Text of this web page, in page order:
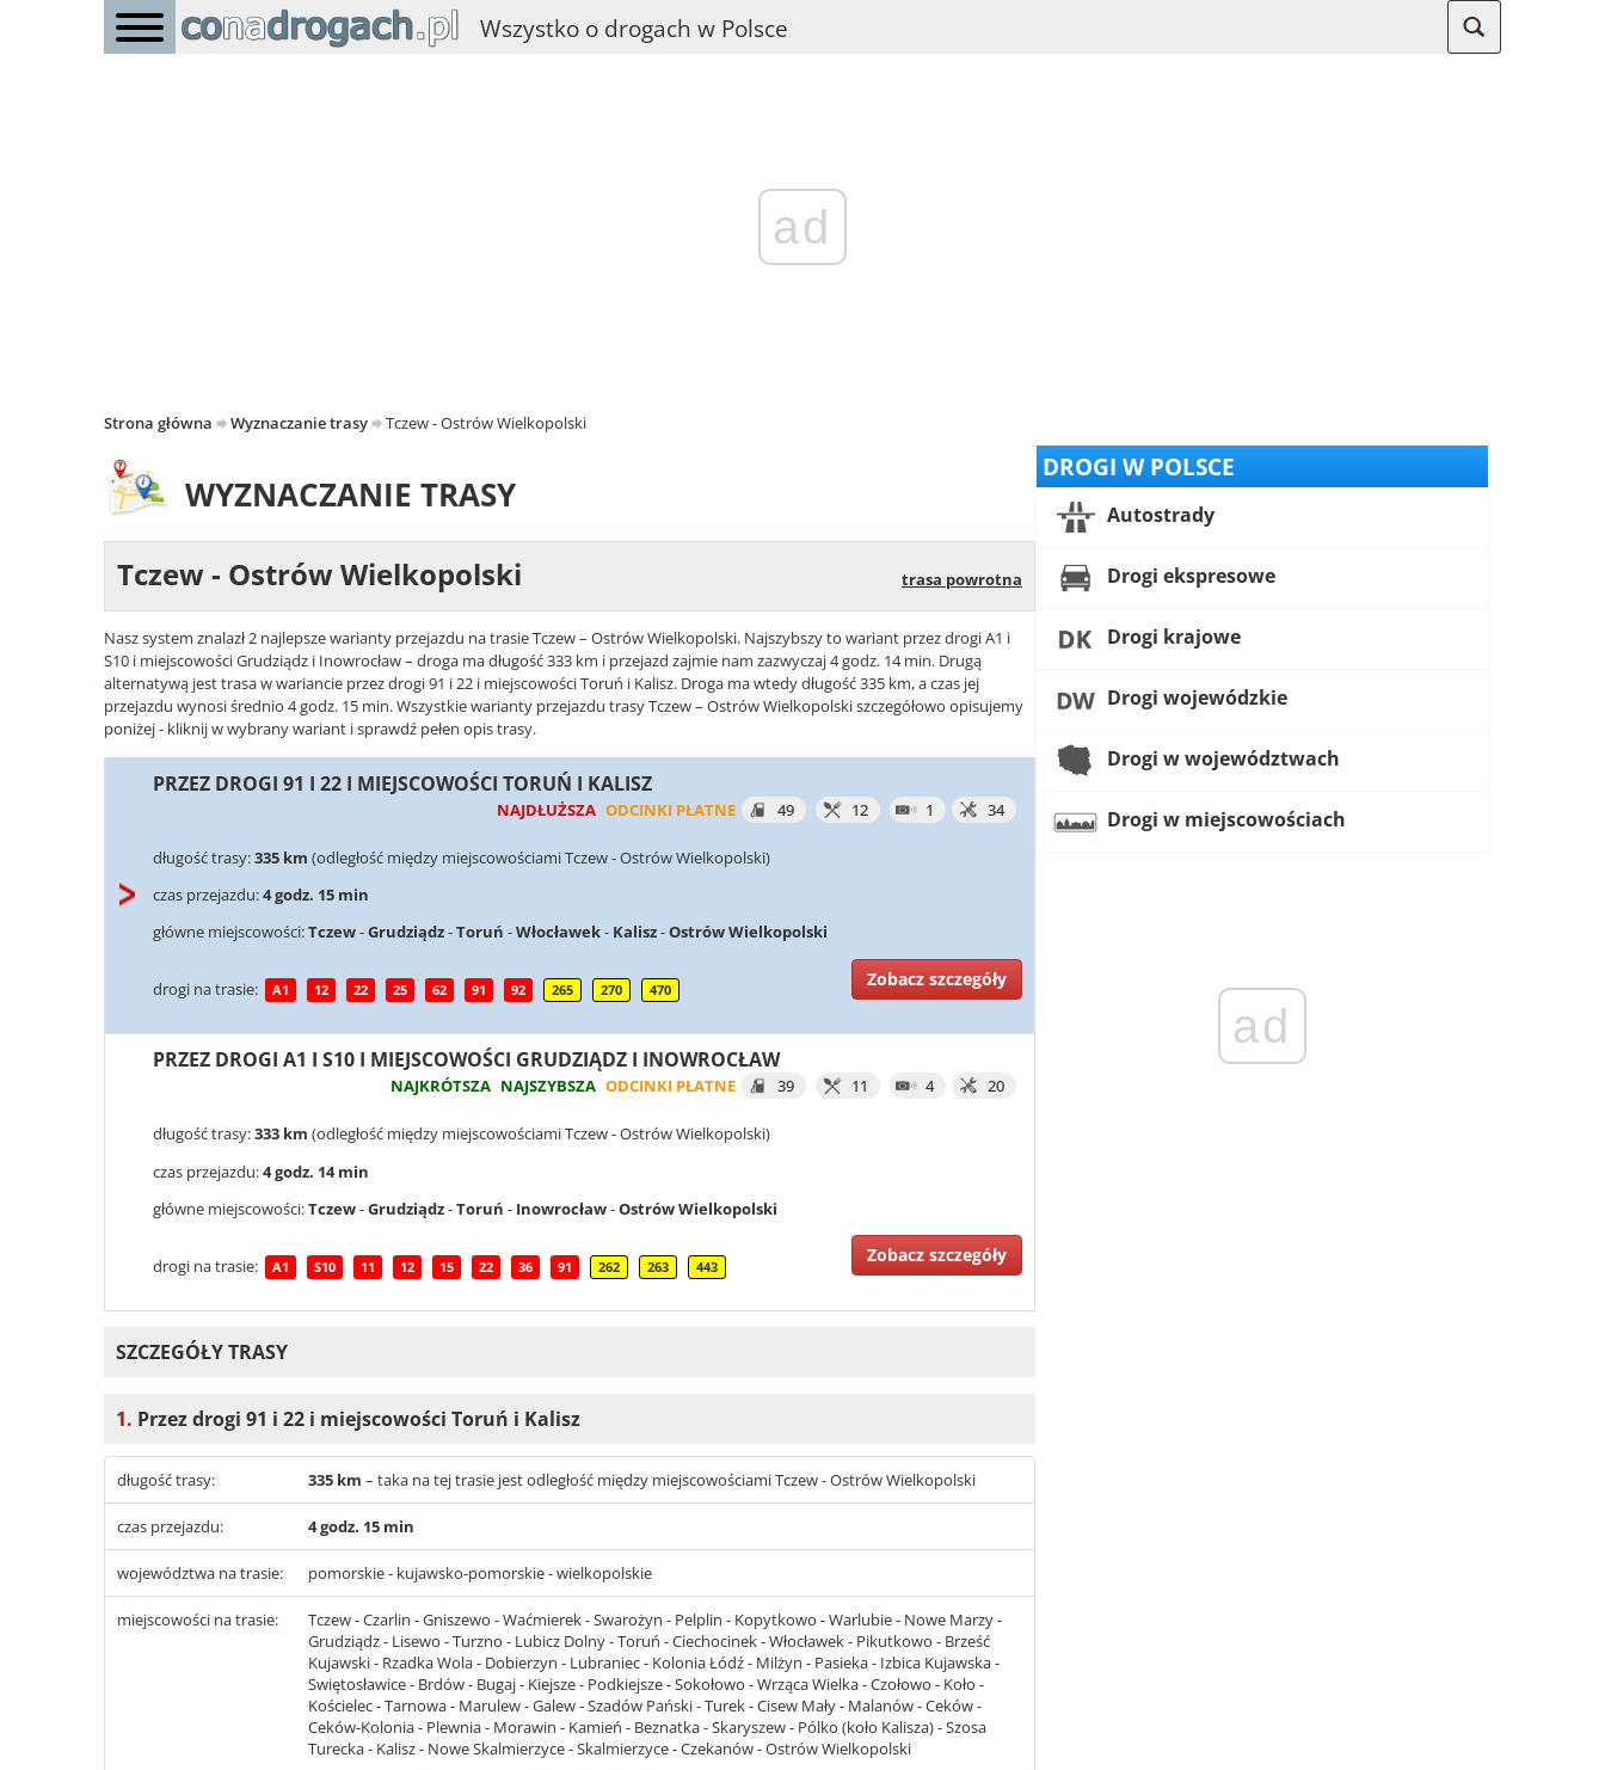
Wszystko o drogach w Polsce
ad
Strona główna Wyznaczanie trasy Tczew - Ostrów Wielkopolski
WYZNACZANIE TRASY
Tczew - Ostrów Wielkopolski trasa powrotna
Nasz system znalazł 2 najlepsze warianty przejazdu na trasie Tczew – Ostrów Wielkopolski. Najszybszy to wariant przez drogi A1 i
S10 i miejscowości Grudziądz i Inowrocław – droga ma długość 333 km i przejazd zajmie nam zazwyczaj 4 godz. 14 min. Drugą
alternatywą jest trasa w wariancie przez drogi 91 i 22 i miejscowości Toruń i Kalisz. Droga ma wtedy długość 335 km, a czas jej
przejazdu wynosi średnio 4 godz. 15 min. Wszystkie warianty przejazdu trasy Tczew – Ostrów Wielkopolski szczegółowo opisujemy
poniżej - kliknij w wybrany wariant i sprawdź pełen opis trasy.
PRZEZ DROGI 91 I 22 I MIEJSCOWOŚCI TORUŃ I KALISZ
NAJDŁUŻSZA ODCINKI PŁATNE 49 12 1 34
długość trasy:335 km (odległość między miejscowościami Tczew - Ostrów Wielkopolski)
czas przejazdu:4 godz. 15 min
główne miejscowości:Tczew-Grudziądz-Toruń -Włocławek- Kalisz-Ostrów Wielkopolski
drogi na trasie: A1 12 22 25 62 91 92 265 270 470
Zobacz szczegóły
PRZEZ DROGI A1 I S10 I MIEJSCOWOŚCI GRUDZIĄDZ I INOWROCŁAW
NAJKRÓTSZA NAJSZYBSZA ODCINKI PŁATNE 39 11 4 20
długość trasy:333 km (odległość między miejscowościami Tczew - Ostrów Wielkopolski)
czas przejazdu:4 godz. 14 min
główne miejscowości:Tczew-Grudziądz-Toruń - Inowrocław-Ostrów Wielkopolski
drogi na trasie: A1 S10 11 12 15 22 36 91 262 263 443
Zobacz szczegóły
SZCZEGÓŁY TRASY
1. Przez drogi 91 i 22 i miejscowości Toruń i Kalisz
długość trasy: 335 km – taka na tej trasie jest odległość między miejscowościami Tczew - Ostrów Wielkopolski
czas przejazdu: 4 godz. 15 min
województwa na trasie: pomorskie - kujawsko-pomorskie - wielkopolskie
miejscowości na trasie:
Tczew - Czarlin - Gniszewo - Waćmierek - Swarożyn - Pelplin - Kopytkowo - Warlubie - Nowe Marzy -
Grudziądz - Lisewo - Turzno - Lubicz Dolny - Toruń - Ciechocinek - Włocławek - Pikutkowo - Brześć
Kujawski - Rzadka Wola - Dobierzyn - Lubraniec - Kolonia Łódź - Milżyn - Pasieka - Izbica Kujawska -
Swiętosławice - Brdów - Bugaj - Kiejsze - Podkiejsze - Sokołowo - Wrząca Wielka - Czołowo - Koło -
Kościelec - Tarnowa - Marulew - Galew - Szadów Pański - Turek - Cisew Mały - Malanów - Ceków -
Ceków-Kolonia - Plewnia - Morawin - Kamień - Beznatka - Skaryszew - Pólko (koło Kalisza) - Szosa
Turecka - Kalisz - Nowe Skalmierzyce - Skalmierzyce - Czekanów - Ostrów Wielkopolski
DROGI W POLSCE
Autostrady
Drogi ekspresowe
Drogi krajowe
Drogi wojewódzkie
Drogi w województwach
Drogi w miejscowościach
ad